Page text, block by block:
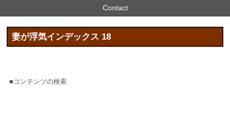
Contact
妻が浮気インデックス 18
■コンテンツの検索